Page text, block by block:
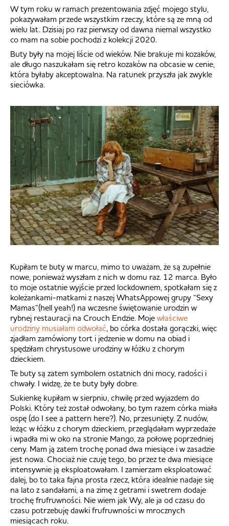
W tym roku w ramach prezentowania zdjęć mojego stylu,
pokazywałam przede wszystkim rzeczy, które są ze mną od
wielu lat. Dzisiaj po raz pierwszy od dawna niemal wszystko
co mam na sobie pochodzi z kolekcji 2020.
Buty były na mojej liście od wieków. Nie brakuje mi kozaków,
ale długo naszukałam się retro kozaków na obcasie w cenie,
która byłaby akceptowalna. Na ratunek przyszła jak zwykle
sieciówka.
Kupiłam te buty w marcu, mimo to uważam, że są zupełnie
nowe, ponieważ wyszłam z nich w domu raz. 12 marca. Było
to moje ostatnie wyjście przed lockdownem, spotkałam się z
koleżankami-matkami z naszej WhatsAppowej grupy “Sexy
Mamas”(hell yeah!) na wczesne świętowanie urodzin w
rybnej restauracji na Crouch Endzie. Moje właściwe
urodziny musiałam odwołać , bo córka dostała gorączki, więc
zjadłam zamówiony tort i jedzenie w domu na obiad i
spędziłam chrystusowe urodziny w łóżku z chorym
dzieckiem.
Te buty są zatem symbolem ostatnich dni mocy, radości i
chwały. I widzę, że te buty były dobre.
Sukienkę kupiłam w sierpniu, chwilę przed wyjazdem do
Polski. Który też został odwołany, bo tym razem córka miała
ospę (do I see a pattern here?). No, przesunięty. Z nudów,
leżąc w łóżku z chorym dzieckiem, przeglądałam wyprzedaże
i wpadła mi w oko na stronie Mango, za połowę poprzedniej
ceny. Mam ją zatem trochę ponad dwa miesiące i w zasadzie
jest nowa. Chociaż nie czuję tego, bo przez te dwa miesiące
intensywnie ją eksploatowałam. I zamierzam eksploatować
dalej, bo to taka fajna prosta rzecz, która idealnie nadaje się
na lato z sandałami, a na zimę z getrami i swetrem dodaje
trochę frufruwności. Nie wiem jak Wy, ale ja od czasu do
czasu potrzebuję dawki frufruwności w mrocznych
miesiącach roku.